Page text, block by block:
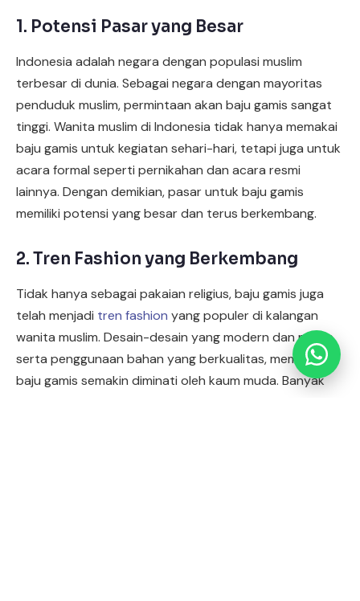
1. Potensi Pasar yang Besar
Indonesia adalah negara dengan populasi muslim
terbesar di dunia. Sebagai negara dengan mayoritas
penduduk muslim, permintaan akan baju gamis sangat
tinggi. Wanita muslim di Indonesia tidak hanya memakai
baju gamis untuk kegiatan sehari-hari, tetapi juga untuk
acara formal seperti pernikahan dan acara resmi
lainnya. Dengan demikian, pasar untuk baju gamis
memiliki potensi yang besar dan terus berkembang.
2. Tren Fashion yang Berkembang
Tidak hanya sebagai pakaian religius, baju gamis juga
telah menjadi tren fashion yang populer di kalangan
wanita muslim. Desain-desain yang modern dan modis,
serta penggunaan bahan yang berkualitas, membuat
baju gamis semakin diminati oleh kaum muda. Banyak
Chat RhinoCare di Whatsapp
Minta Katalog & Pricelist Terbaru
Konsultasi Usaha (Gratis)